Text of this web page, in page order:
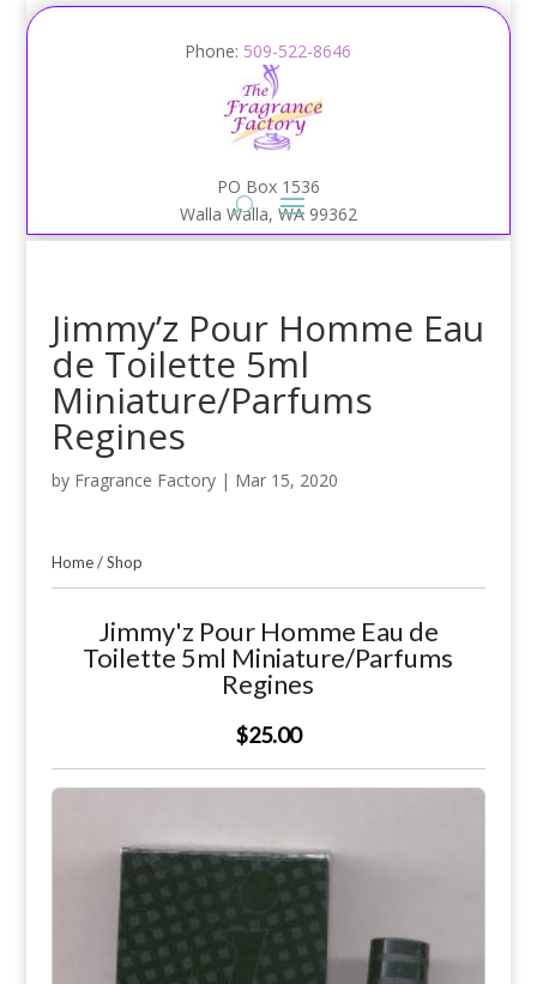
Phone: 509-522-8646
PO Box 1536
Walla Walla, WA 99362
Jimmy’z Pour Homme Eau
de Toilette 5ml
Miniature/Parfums
Regines
by Fragrance Factory| Mar 15, 2020
Home/Shop
Jimmy'z Pour Homme Eau de
Toilette 5ml Miniature/Parfums
Regines
$25.00